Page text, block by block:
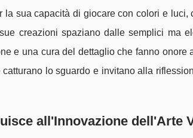
la sua capacità di giocare con colori e
creazioni spaziano dalle semplici ma
e una cura del dettaglio che fanno onore
lo sguardo e invitano alla
all'Innovazione dell'Arte